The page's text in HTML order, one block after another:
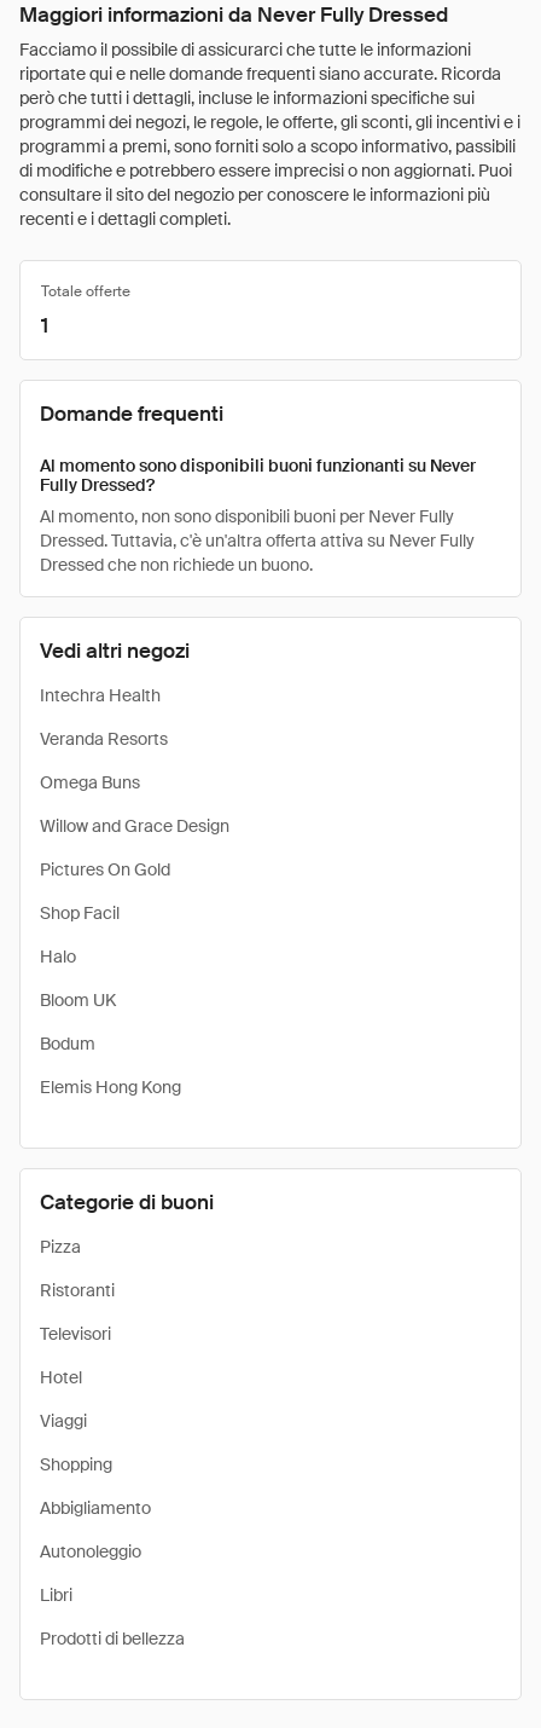
Maggiori informazioni da Never Fully Dressed
Facciamo il possibile di assicurarci che tutte le informazioni
riportate qui e nelle domande frequenti siano accurate. Ricorda
però che tutti i dettagli, incluse le informazioni specifiche sui
programmi dei negozi, le regole, le offerte, gli sconti, gli incentivi e i
programmi a premi, sono forniti solo a scopo informativo, passibili
di modifiche e potrebbero essere imprecisi o non aggiornati. Puoi
consultare il sito del negozio per conoscere le informazioni più
recenti e i dettagli completi.
Vedi altri negozi
Intechra Health
Veranda Resorts
Omega Buns
Willow and Grace Design
Pictures On Gold
Shop Facil
Halo
Bloom UK
Bodum
Elemis Hong Kong
Categorie di buoni
Pizza
Ristoranti
Televisori
Hotel
Viaggi
Shopping
Abbigliamento
Autonoleggio
Libri
Prodotti di bellezza
Totale offerte
1
Domande frequenti
Al momento sono disponibili buoni funzionanti su Never
Fully Dressed?
Al momento, non sono disponibili buoni per Never Fully
Dressed. Tuttavia, c'è un'altra offerta attiva su Never Fully
Dressed che non richiede un buono.